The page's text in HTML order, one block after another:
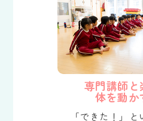
専門講師と
体を動か
「できた！」と